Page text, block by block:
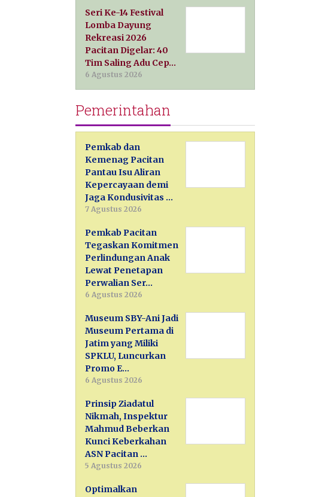
Seri Ke-14 Festival
Lomba Dayung
Rekreasi 2026
Pacitan Digelar: 40
Tim Saling Adu Cep…
6 Agustus 2026
Pemerintahan
Pemkab dan
Kemenag Pacitan
Pantau Isu Aliran
Kepercayaan demi
Jaga Kondusivitas …
7 Agustus 2026
Pemkab Pacitan
Tegaskan Komitmen
Perlindungan Anak
Lewat Penetapan
Perwalian Ser…
6 Agustus 2026
Museum SBY-Ani Jadi
Museum Pertama di
Jatim yang Miliki
SPKLU, Luncurkan
Promo E…
6 Agustus 2026
Prinsip Ziadatul
Nikmah, Inspektur
Mahmud Beberkan
Kunci Keberkahan
ASN Pacitan …
5 Agustus 2026
Optimalkan